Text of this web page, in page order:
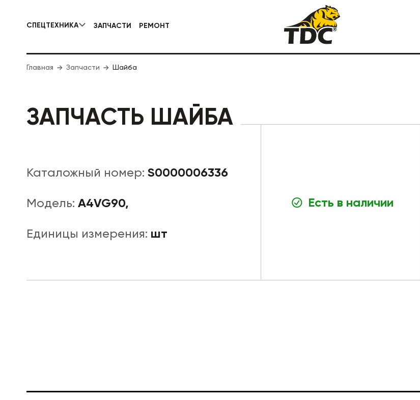
СПЕЦТЕХНИКА
КОММУНАЛЬНАЯ СПЕЦТЕХНИКА
ЗАПЧАСТИ РЕМОНТ
Главная Запчасти Шайба
ЗАПЧАСТЬ ШАЙБА
Каталожный номер: S0000006336
Модель: A4VG90,
Единицы измерения: шт
Есть в наличии